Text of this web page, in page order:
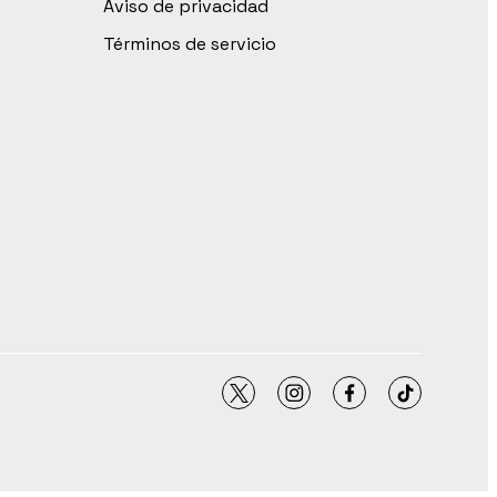
Aviso de privacidad
Términos de servicio
twitterinstagram
facebooktiktok